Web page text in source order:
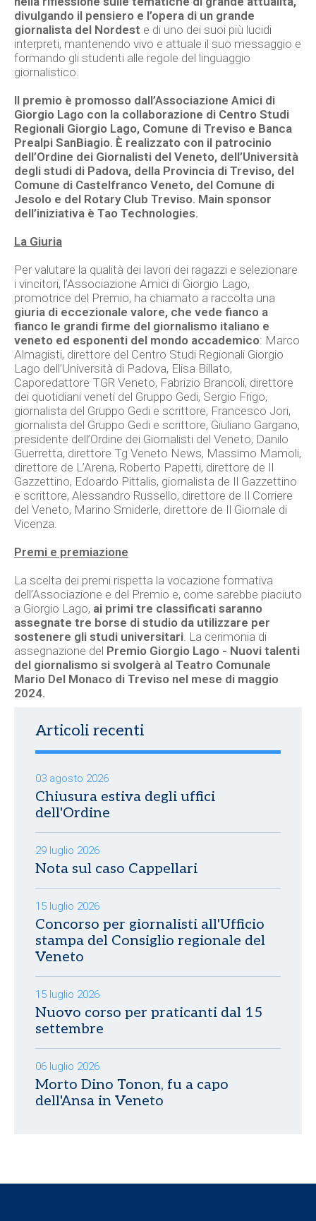
divulgando il pensiero e l’opera di un grande
giornalista del Nordest e di uno dei suoi più lucidi
interpreti, mantenendo vivo e attuale il suo messaggio e
formando gli studenti alle regole del linguaggio
giornalistico.
Il premio è promosso dall’Associazione Amici di
Giorgio Lago con la collaborazione di Centro Studi
Regionali Giorgio Lago, Comune di Treviso e Banca
Prealpi SanBiagio. È realizzato con il patrocinio
dell’Ordine dei Giornalisti del Veneto, dell’Università
degli studi di Padova, della Provincia di Treviso, del
Comune di Castelfranco Veneto, del Comune di
Jesolo e del Rotary Club Treviso. Main sponsor
dell’iniziativa è Tao Technologies.
La Giuria
Per valutare la qualità dei lavori dei ragazzi e selezionare
i vincitori, l’Associazione Amici di Giorgio Lago,
promotrice del Premio, ha chiamato a raccolta una
giuria di eccezionale valore, che vede fianco a
fianco le grandi firme del giornalismo italiano e
veneto ed esponenti del mondo accademico: Marco
Almagisti, direttore del Centro Studi Regionali Giorgio
Lago dell’Università di Padova, Elisa Billato,
Caporedattore TGR Veneto, Fabrizio Brancoli, direttore
dei quotidiani veneti del Gruppo Gedi, Sergio Frigo,
giornalista del Gruppo Gedi e scrittore, Francesco Jori,
giornalista del Gruppo Gedi e scrittore, Giuliano Gargano,
presidente dell’Ordine dei Giornalisti del Veneto, Danilo
Guerretta, direttore Tg Veneto News, Massimo Mamoli,
direttore de L’Arena, Roberto Papetti, direttore de Il
Gazzettino, Edoardo Pittalis, giornalista de Il Gazzettino
e scrittore, Alessandro Russello, direttore de Il Corriere
del Veneto, Marino Smiderle, direttore de Il Giornale di
Vicenza.
Premi e premiazione
La scelta dei premi rispetta la vocazione formativa
dell’Associazione e del Premio e, come sarebbe piaciuto
a Giorgio Lago, ai primi tre classificati saranno
assegnate tre borse di studio da utilizzare per
sostenere gli studi universitari. La cerimonia di
assegnazione del Premio Giorgio Lago - Nuovi talenti
del giornalismo si svolgerà al Teatro Comunale
Mario Del Monaco di Treviso nel mese di maggio
2024.
Articoli recenti
03 agosto 2026
Chiusura estiva degli uffici
dell'Ordine
29 luglio 2026
Nota sul caso Cappellari
15 luglio 2026
Concorso per giornalisti all'Ufficio
stampa del Consiglio regionale del
Veneto
15 luglio 2026
Nuovo corso per praticanti dal 15
settembre
06 luglio 2026
Morto Dino Tonon, fu a capo
dell'Ansa in Veneto